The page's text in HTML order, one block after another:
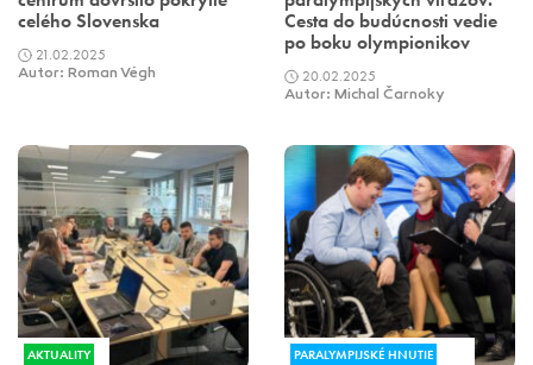
celého Slovenska
21.02.2025
Autor: Roman Végh
Cesta do budúcnosti vedie
po boku olympionikov
20.02.2025
Autor: Michal Čarnoky
AKTUALITY PARALYMPIJSKÉ HNUTIE